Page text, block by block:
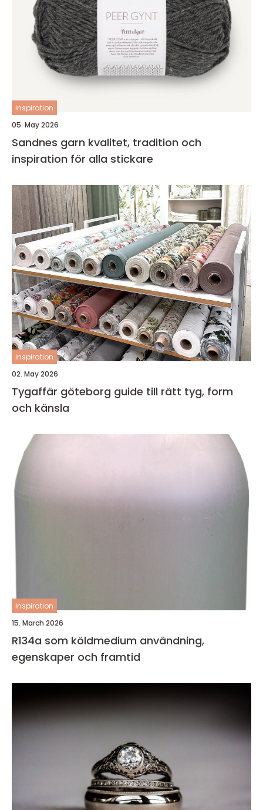
inspiration
05. May 2026
Sandnes garn kvalitet, tradition och
inspiration för alla stickare
inspiration
02. May 2026
Tygaffär göteborg guide till rätt tyg, form
och känsla
inspiration
15. March 2026
R134a som köldmedium användning,
egenskaper och framtid